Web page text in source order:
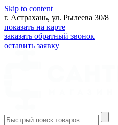
Skip to content
г. Астрахань, ул. Рылеева 30/8
показать на карте
заказать обратный звонок
оставить заявку